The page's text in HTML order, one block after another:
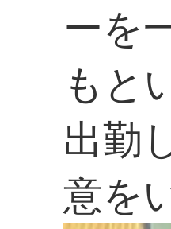
ーを
もと
出勤
意を